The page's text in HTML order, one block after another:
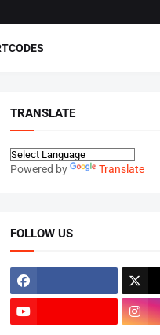
TRANSLATE
Powered by Translate
FOLLOW US